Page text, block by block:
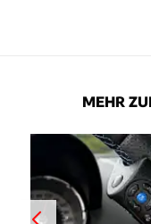
MEHR